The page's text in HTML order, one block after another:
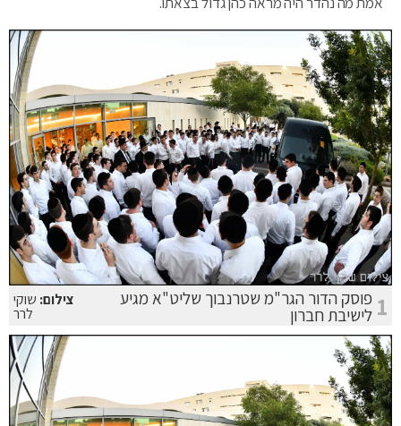
1 פוסק הדור הגר"מ שטרנבוך שליט"א מגיע
לישיבת חברון
צילום: שוקי
לרר